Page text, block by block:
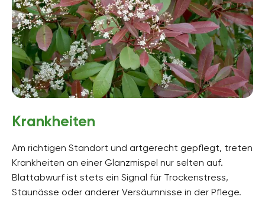
Krankheiten
Am richtigen Standort und artgerecht gepflegt, treten
Krankheiten an einer Glanzmispel nur selten auf.
Blattabwurf ist stets ein Signal für Trockenstress,
Staunässe oder anderer Versäumnisse in der Pflege.